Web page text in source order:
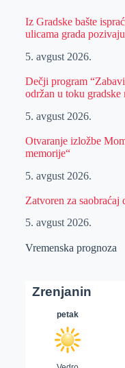
Iz Gradske bašte
ulicama grada
5. avgust 2026.
Dečji program
održan u toku
5. avgust 2026.
Otvaranje izložbe
memorije“
5. avgust 2026.
Zatvoren za
5. avgust 2026.
Vremenska prognoza